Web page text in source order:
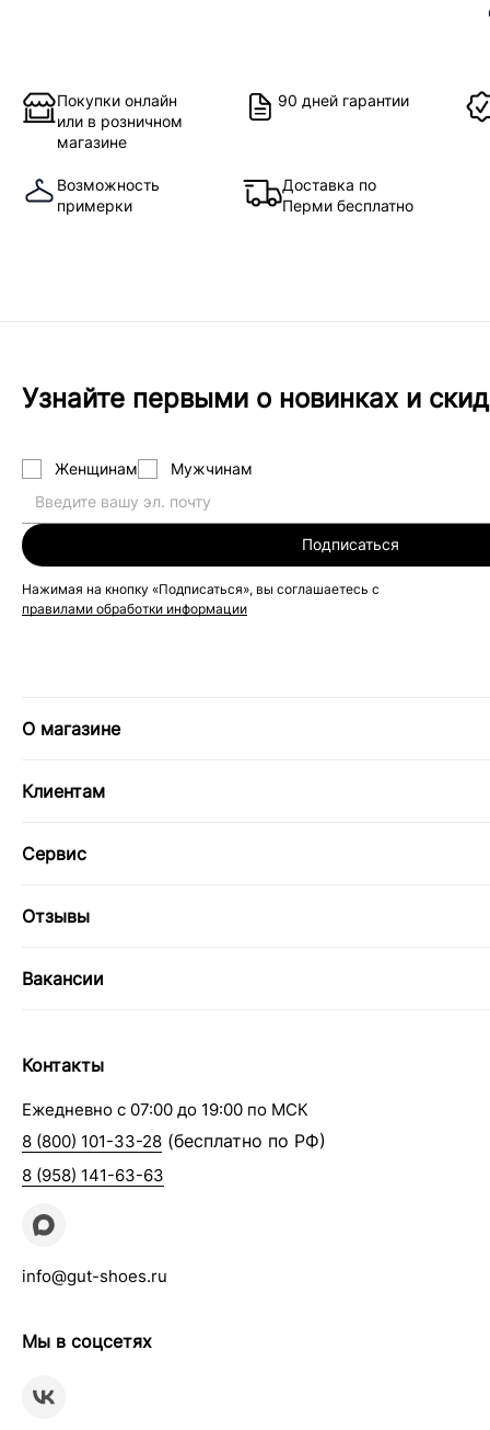
Покупки онлайн
или в розничном
магазине
90 дней гарантии
Возможность
примерки
Доставка по
Перми бесплатно
Узнайте первыми о новинках и
Женщинам Мужчинам
Подписаться
Нажимая на кнопку «Подписаться», вы соглашаетесь с
правилами обработки информации
О магазине
Клиентам
Сервис
Отзывы
Вакансии
Контакты
Ежедневно с 07:00 до 19:00 по МСК
8 (800) 101-33-28 (бесплатно по РФ)
8 (958) 141-63-63
info@gut-shoes.ru
Мы в соцсетях